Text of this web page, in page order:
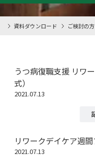
資料ダウンロード ご検討の方
うつ病復職支援 リワ
式）
2021.07.13
リワークデイケア週間
2021.07.13